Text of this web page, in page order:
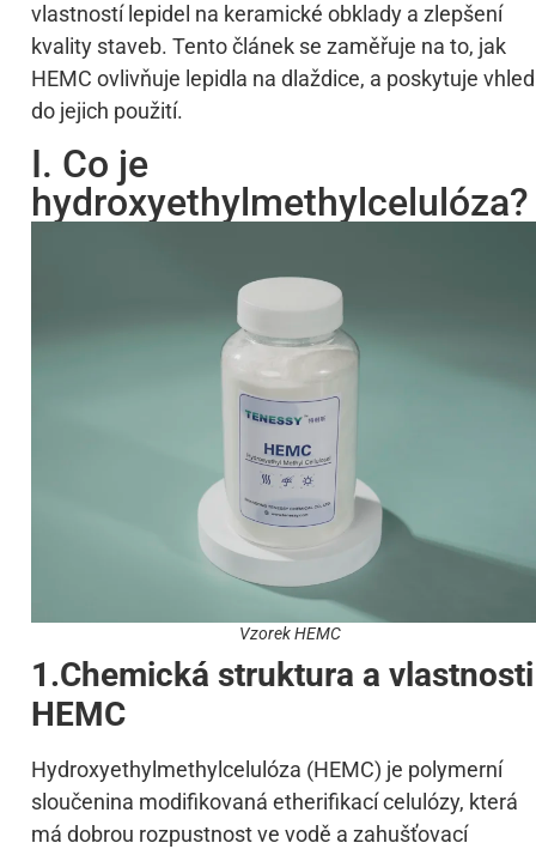
vlastností lepidel na keramické obklady a zlepšení
kvality staveb. Tento článek se zaměřuje na to, jak
HEMC ovlivňuje lepidla na dlaždice, a poskytuje vhled
do jejich použití.
I. Co je
hydroxyethylmethylcelulóza?
Vzorek HEMC
1.Chemická struktura a vlastnosti
HEMC
Hydroxyethylmethylcelulóza (HEMC) je polymerní
sloučenina modifikovaná etherifikací celulózy, která
má dobrou rozpustnost ve vodě a zahušťovací